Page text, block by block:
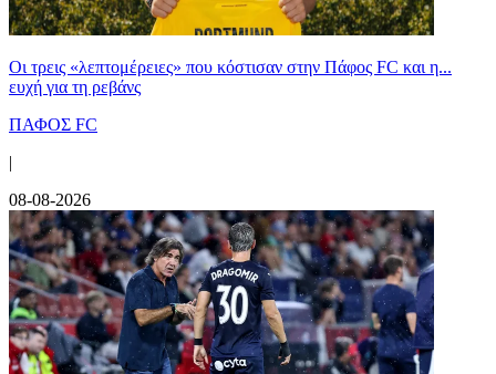
Οι τρεις «λεπτομέρειες» που κόστισαν στην Πάφος FC και η...
ευχή για τη ρεβάνς
ΠΑΦΟΣ FC
|
08-08-2026